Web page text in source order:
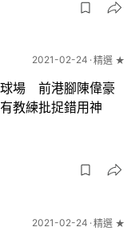
2021-02-24 精選 ★
場 前港腳陳偉豪
教練批捉錯用神
2021-02-24 精選 ★